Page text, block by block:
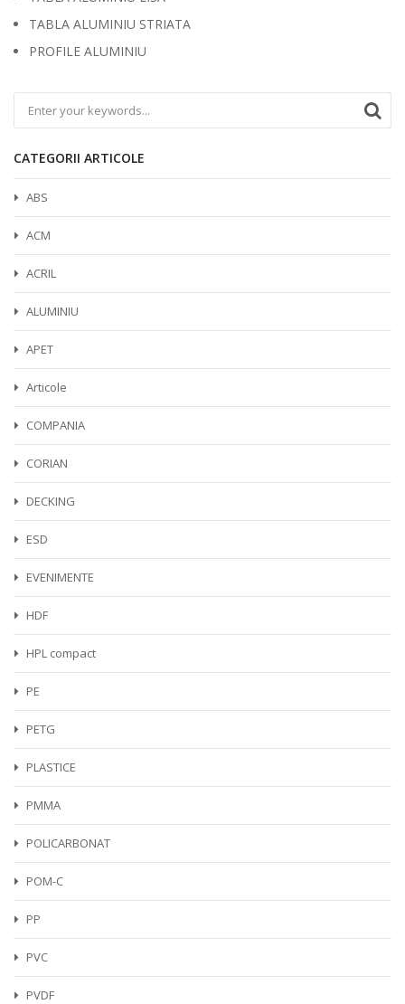
TABLA ALUMINIU STRIATA
PROFILE ALUMINIU
CATEGORII ARTICOLE
ABS
ACM
ACRIL
ALUMINIU
APET
Articole
COMPANIA
CORIAN
DECKING
ESD
EVENIMENTE
HDF
HPL compact
PE
PETG
PLASTICE
PMMA
POLICARBONAT
POM-C
PP
PVC
PVDF